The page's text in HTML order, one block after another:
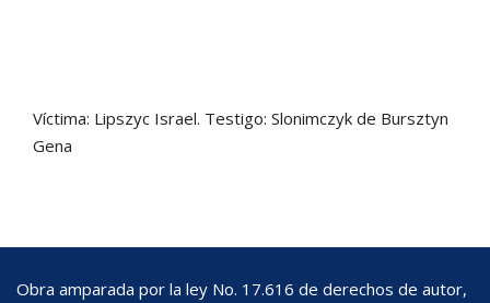
Víctima: Lipszyc Israel. Testigo: Slonimczyk de Bursztyn
Gena
Obra amparada por la ley No. 17.616 de derechos de autor,